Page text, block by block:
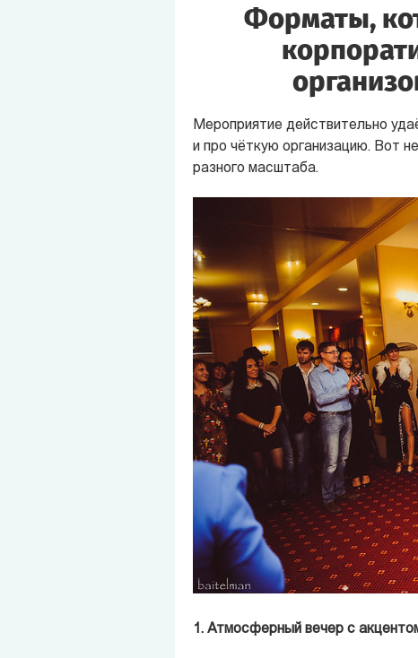
Форматы,
Мероприятие действительно
и про чёткую организацию. Вот
разного масштаба.
1. Атмосферный вечер с